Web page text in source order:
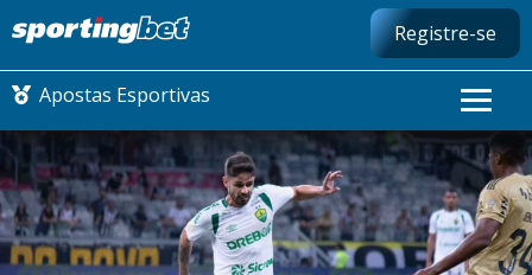
Registre-se
Apostas Esportivas
CONMEBOL LIBERTADORES